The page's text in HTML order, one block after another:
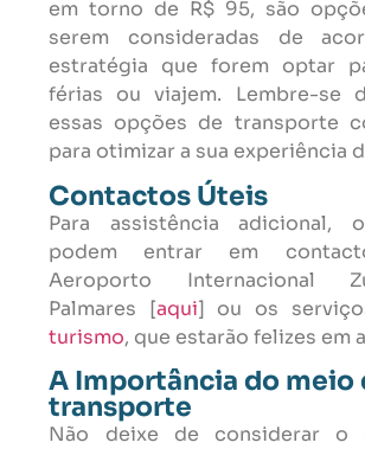
em torno de R$ 95, são
serem consideradas de
estratégia que forem optar
férias ou viajem. Lembre-se
essas opções de transporte
para otimizar a sua experiência
Contactos Úteis
Para assistência adicional,
podem entrar em
Aeroporto Internacional
Palmares [aqui] ou os
turismo, que estarão felizes em
A Importância do meio
transporte
Não deixe de considerar o